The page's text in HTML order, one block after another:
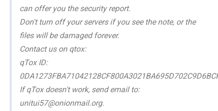
can offer you the security report.
Don't turn off your servers if you see the note, or the
files will be damaged forever.
Contact us on qtox:
qTox ID:
If qTox doesn't work, send email to:
unitui57@onionmail.org.